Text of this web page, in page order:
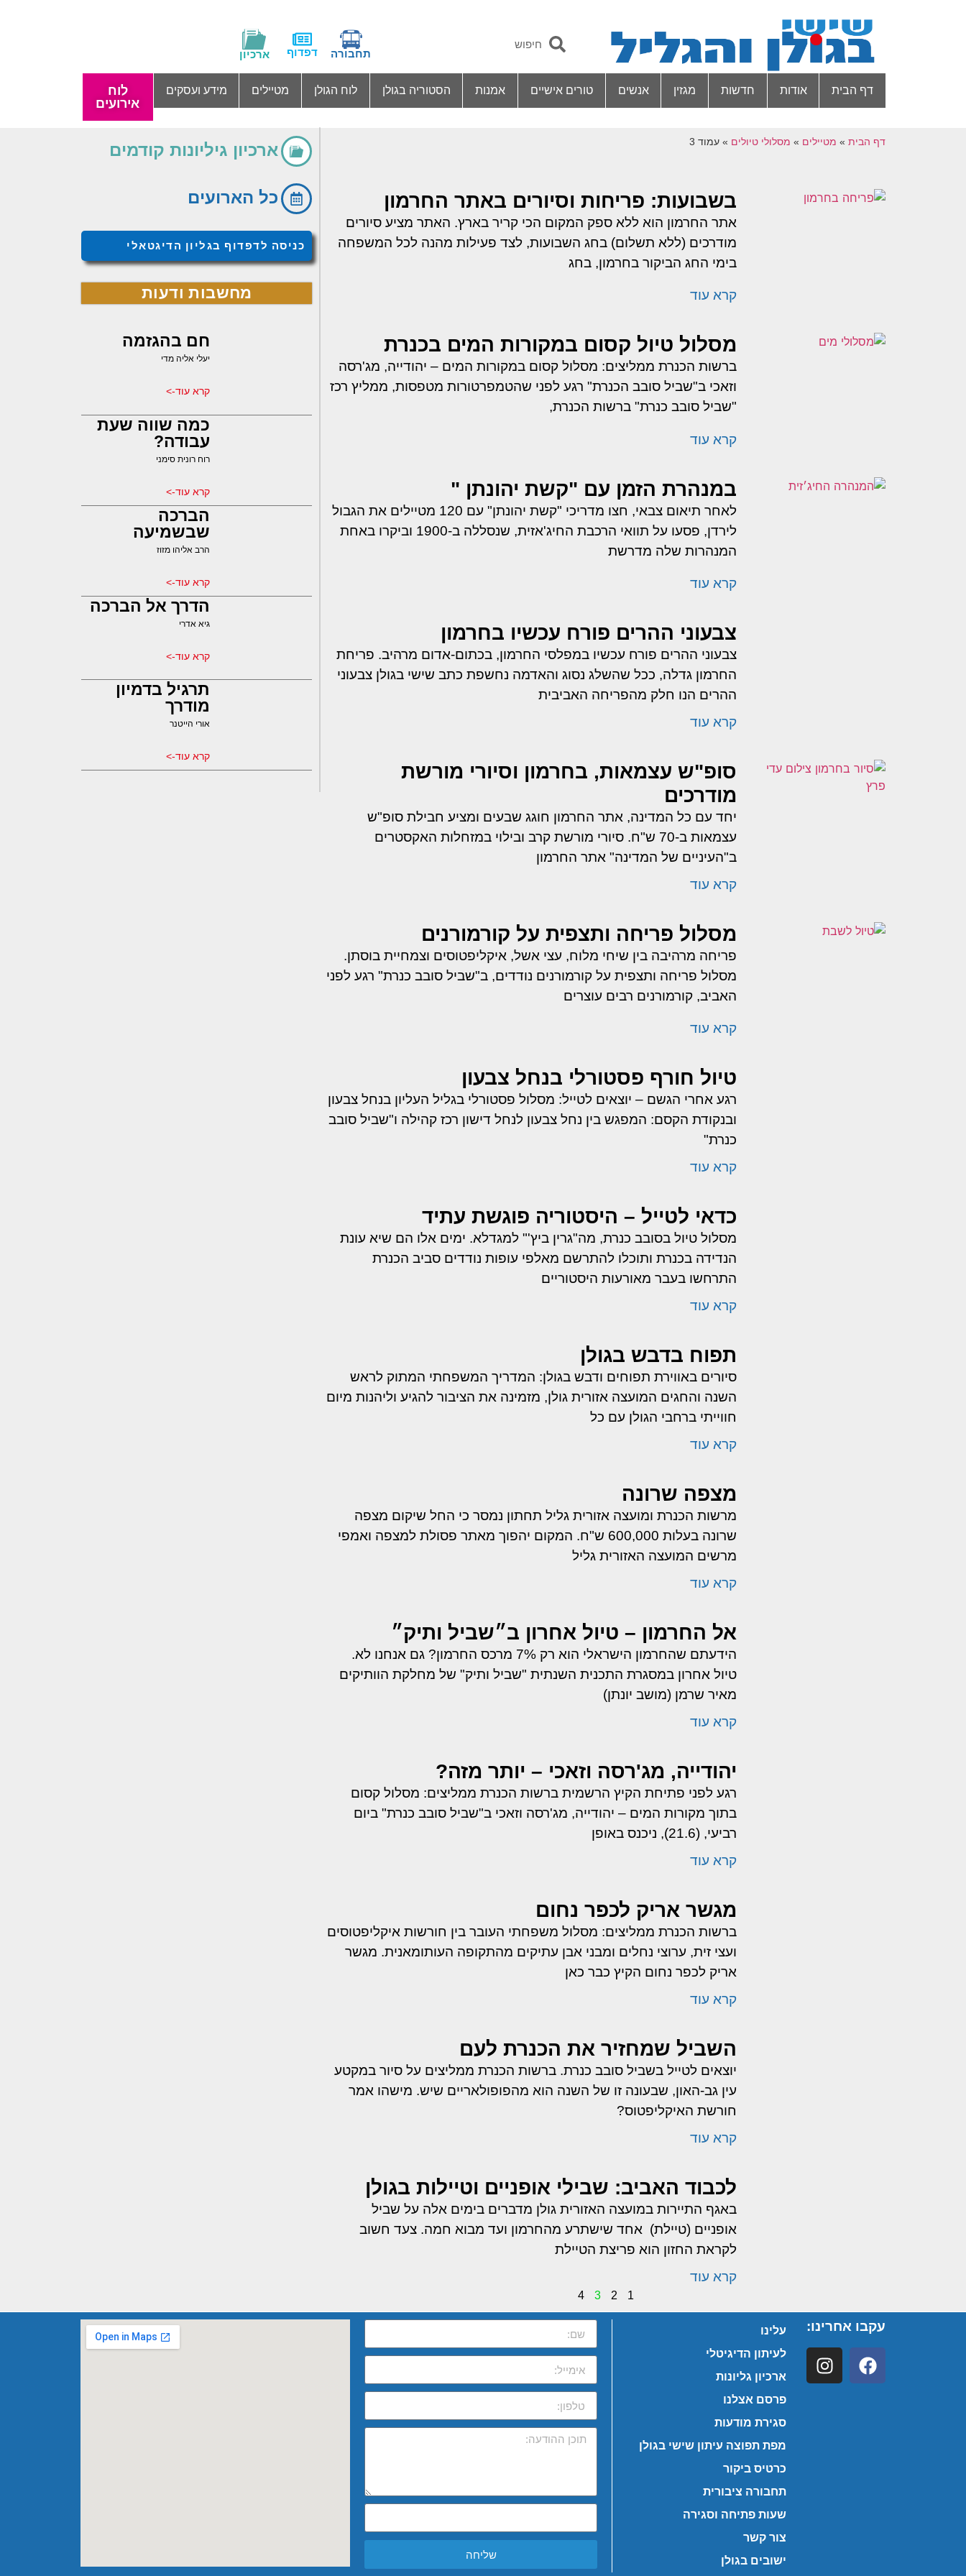
תחבורה דפדוף ארכיון
דף הבית אודות חדשות מגזין אנשים טורים אישיים אמנות הסטוריה בגולן לוח הגולן מטיילים מידע ועסקים
לוח
אירועים
דף הבית » מטיילים » מסלולי טיולים » עמוד 3
בשבועות: פריחות וסיורים באתר החרמון
אתר החרמון הוא ללא ספק המקום הכי קריר בארץ. האתר מציע סיורים
מודרכים (ללא תשלום) בחג השבועות, לצד פעילות מהנה לכל המשפחה
בימי החג הביקור בחרמון, בחג
קרא עוד
מסלול טיול קסום במקורות המים בכנרת
ברשות הכנרת ממליצים: מסלול קסום במקורות המים – יהודייה, מג'רסה
וזאכי ב"שביל סובב הכנרת" רגע לפני שהטמפרטורות מטפסות, ממליץ רכז
"שביל סובב כנרת" ברשות הכנרת,
קרא עוד
במנהרת הזמן עם "קשת יהונתן "
לאחר תיאום צבאי, חצו מדריכי "קשת יהונתן" עם 120 מטיילים את הגבול
לירדן, פסעו על תוואי הרכבת החיג'אזית, שנסללה ב-1900 וביקרו באחת
המנהרות שלה מדרשת
קרא עוד
צבעוני ההרים פורח עכשיו בחרמון
צבעוני ההרים פורח עכשיו במפלסי החרמון, בכתום-אדום מרהיב. פריחת
החרמון גדלה, ככל שהשלג נסוג והאדמה נחשפת כתב שישי בגולן צבעוני
ההרים הנו חלק מהפריחה האביבית
קרא עוד
סופ"ש עצמאות, בחרמון וסיורי מורשת
מודרכים
יחד עם כל המדינה, אתר החרמון חוגג שבעים ומציע חבילת סופ"ש
עצמאות ב-70 ש"ח. סיורי מורשת קרב ובילוי במזחלות האקסטרים
ב"העיניים של המדינה" אתר החרמון
קרא עוד
מסלול פריחה ותצפית על קורמורנים
פריחה מרהיבה בין שיחי מלוח, עצי אשל, איקליפטוסים וצמחיית בוסתן.
מסלול פריחה ותצפית על קורמורנים נודדים, ב"שביל סובב כנרת" רגע לפני
האביב, קורמורנים רבים עוצרים
קרא עוד
טיול חורף פסטורלי בנחל צבעון
רגע אחרי הגשם – יוצאים לטייל: מסלול פסטורלי בגליל העליון בנחל צבעון
ובנקודת הקסם: המפגש בין נחל צבעון לנחל דישון רכז קהילה ו"שביל סובב
כנרת"
קרא עוד
כדאי לטייל – היסטוריה פוגשת עתיד
מסלול טיול בסובב כנרת, מה"גרין ביץ'" למגדלא. ימים אלו הם שיא עונת
הנדידה בכנרת ותוכלו להתרשם מאלפי עופות נודדים סביב הכנרת
התרחשו בעבר מאורעות היסטוריים
קרא עוד
תפוח בדבש בגולן
סיורים באווירת תפוחים ודבש בגולן: המדריך המשפחתי המתוק לראש
השנה והחגים המועצה אזורית גולן, מזמינה את הציבור להגיע וליהנות מיום
חווייתי ברחבי הגולן עם כל
קרא עוד
מצפה שרונה
מרשות הכנרת ומועצה אזורית גליל תחתון נמסר כי החל שיקום מצפה
שרונה בעלות 600,000 ש"ח. המקום יהפוך מאתר פסולת למצפה ואמפי
מרשים המועצה האזורית גליל
קרא עוד
אל החרמון – טיול אחרון ב״שביל ותיק״
הידעתם שהחרמון הישראלי הוא רק 7% מרכס החרמון? גם אנחנו לא.
טיול אחרון במסגרת התכנית השנתית "שביל ותיק" של מחלקת הוותיקים
מאיר שרמן (מושב יונתן)
קרא עוד
יהודייה, מג'רסה וזאכי – יותר מזה?
רגע לפני פתיחת הקיץ הרשמית ברשות הכנרת ממליצים: מסלול קסום
בתוך מקורות המים – יהודייה, מג'רסה וזאכי ב"שביל סובב כנרת" ביום
רביעי, (21.6), ניכנס באופן
קרא עוד
מגשר אריק לכפר נחום
ברשות הכנרת ממליצים: מסלול משפחתי העובר בין חורשות איקליפטוסים
ועצי זית, ערוצי נחלים ומבני אבן עתיקים מהתקופה העותומאנית. מגשר
אריק לכפר נחום הקיץ כבר כאן
קרא עוד
השביל שמחזיר את הכנרת לעם
יוצאים לטייל בשביל סובב כנרת. ברשות הכנרת ממליצים על סיור במקטע
עין גב-האון, שבעונה זו של השנה הוא מהפופולאריים שיש. מישהו אמר
חורשת האיקליפטוס?
קרא עוד
לכבוד האביב: שבילי אופניים וטיילות בגולן
באגף התיירות במועצה האזורית גולן מדברים בימים אלה על שביל
אופניים (טיילת) אחד שישתרע מהחרמון ועד מבוא חמה. צעד חשוב
לקראת החזון הוא פריצת הטיילת
קרא עוד
1
2
3
4
ארכיון גיליונות קודמים
כל הארועים
כניסה לדפדוף בגליון הדיגטאלי
מחשבות ודעות
חם בהגזמה
יעלי אליה מדי
קרא עוד->
כמה שווה שעת
עבודה?
רוח רונית סימני
קרא עוד->
הברכה
שבשמיעה
הרב אליהו מזוז
קרא עוד->
הדרך אל הברכה
גיא אדרי
קרא עוד->
תרגיל בדמיון
מודרך
אורי הייטנר
קרא עוד->
עקבו אחרינו:
עלינו
לעיתון הדיגיטלי
ארכיון גליונות
פרסם אצלנו
סגירת מודעות
מפת תפוצה עיתון שישי בגולן
כרטיס ביקור
תחבורה ציבורית
שעות פתיחה וסגירה
צור קשר
ישובים בגולן
שליחה